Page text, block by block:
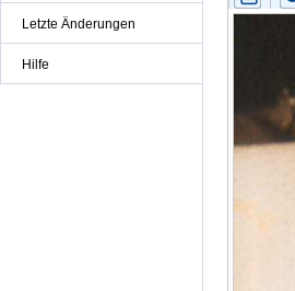
Letzte Änderungen
Hilfe